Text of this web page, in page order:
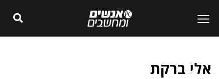
אלי ברקת